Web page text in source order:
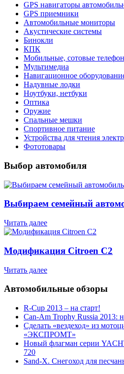
GPS навигаторы
GPS приемники
Автомобильные мониторы
Акустические системы
Бинокли
КПК
Мобильные, сотовые
Мультимедиа
Навигационное
Надувные лодки
Ноутбуки, нетбуки
Оптика
Оружие
Спальные мешки
Спортивное питание
Устройства для чтения
Фототовары
Выбор автомобиля
Выбираем семейный
Читать далее
Модификация Citroen С2
Читать далее
Автомобильные обзоры
R-Cup 2013 – на старт!
Can-Am Trophy Russia 2013:
Сделать «вездеход» из
«ЭКСПРОМТ»
Новый флагман серии
720
Sand-X. Снегоход для